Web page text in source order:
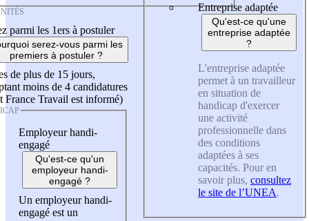
parmi les 1ers à postuler
serez-vous parmi les
premiers à postuler ?
de plus de 15 jours,
moins de 4 candidatures
France Travail est informé)
Employeur handi-
engagé
Qu'est-ce qu'un
employeur handi-
engagé ?
Un employeur handi-
engagé est un
Entreprise adaptée
Qu'est-ce qu'une
entreprise adaptée
?
L'entreprise adaptée
permet à un travailleur
en situation de
handicap d'exercer
une activité
professionnelle dans
des conditions
adaptées à ses
capacités. Pour en
savoir plus, consultez
le site de l’UNEA.